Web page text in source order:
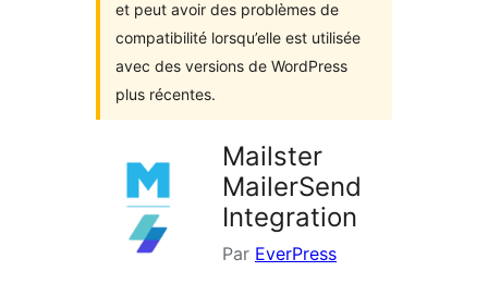
et peut avoir des problèmes de
compatibilité lorsqu’elle est utilisée
avec des versions de WordPress
plus récentes.
Mailster
MailerSend
Integration
Par EverPress